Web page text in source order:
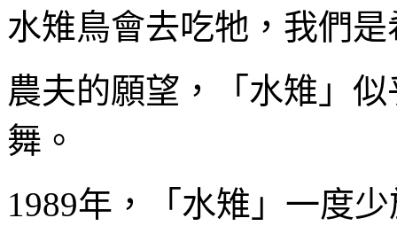
水雉鳥會去吃牠，我們
農夫的願望，「水雉」
舞。
1989年，「水雉」一度